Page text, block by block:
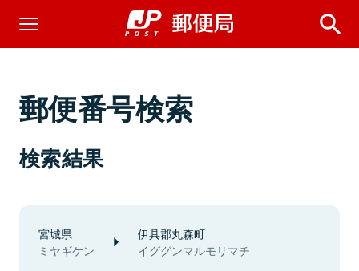
郵便番号検索
検索結果
宮城県
ミヤギケン
伊具郡丸森町
イググンマルモリマチ